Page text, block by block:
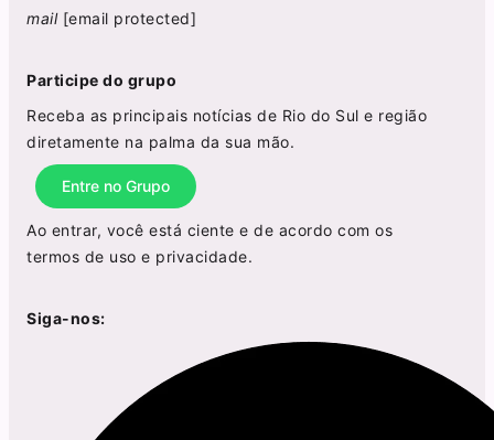
mail [email protected]
Participe do grupo
Receba as principais notícias de Rio do Sul e região
diretamente na palma da sua mão.
Entre no Grupo
Ao entrar, você está ciente e de acordo com os
termos de uso e privacidade.
Siga-nos: